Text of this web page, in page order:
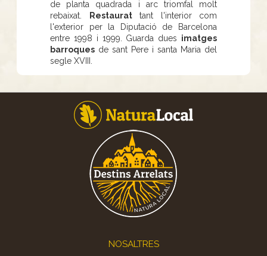
de planta quadrada i arc triomfal molt
rebaixat.
Restaurattant l'interior com
l'exterior per la Diputació de Barcelona
entre 1998 i 1999. Guarda dues imatges
barroques de sant Pere i santa Maria del
segle XVIII.
NOSALTRES